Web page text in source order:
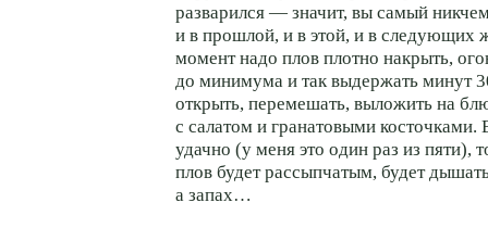
разварился — значит, вы самый
и в прошлой, и в этой, и в следующих
момент надо плов плотно накрыть,
до минимума и так выдержать минут
открыть, перемешать, выложить на
с салатом и гранатовыми косточками.
удачно (у меня это один раз из пяти),
плов будет рассыпчатым, будет
а запах…